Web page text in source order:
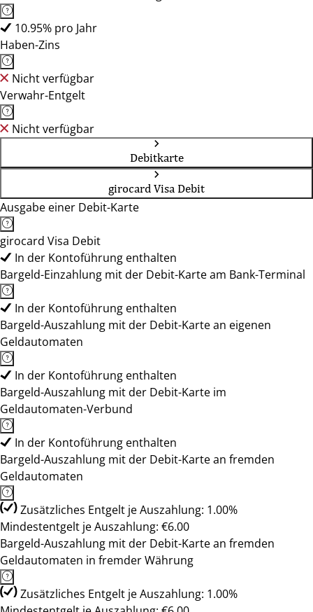
10.95% pro Jahr
Haben-Zins
Nicht verfügbar
Verwahr-Entgelt
Nicht verfügbar
Debitkarte
girocard Visa Debit
Ausgabe einer Debit-Karte
girocard Visa Debit
In der Kontoführung enthalten
Bargeld-Einzahlung mit der Debit-Karte am Bank-Terminal
In der Kontoführung enthalten
Bargeld-Auszahlung mit der Debit-Karte an eigenen
Geldautomaten
In der Kontoführung enthalten
Bargeld-Auszahlung mit der Debit-Karte im
Geldautomaten-Verbund
In der Kontoführung enthalten
Bargeld-Auszahlung mit der Debit-Karte an fremden
Geldautomaten
Zusätzliches Entgelt je Auszahlung: 1.00%
Mindestentgelt je Auszahlung: €6.00
Bargeld-Auszahlung mit der Debit-Karte an fremden
Geldautomaten in fremder Währung
Zusätzliches Entgelt je Auszahlung: 1.00%